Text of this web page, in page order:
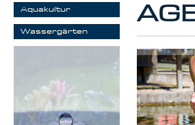
Aquakultur
Wassergärten